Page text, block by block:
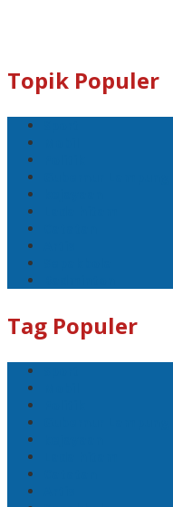
Topik Populer
Tag Populer